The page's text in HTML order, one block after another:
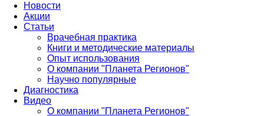
Новости
Акции
Статьи
Врачебная практика
Книги и методические материалы
Опыт использования
О компании "Планета Регионов"
Научно популярные
Диагностика
Видео
О компании "Планета Регионов"